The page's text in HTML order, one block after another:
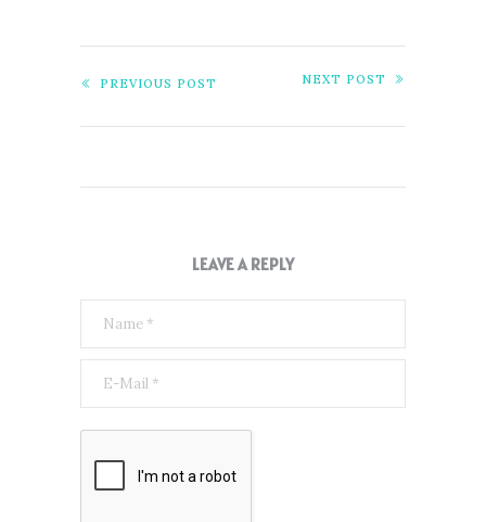
PREVIOUS POST NEXT POST
LEAVE A REPLY